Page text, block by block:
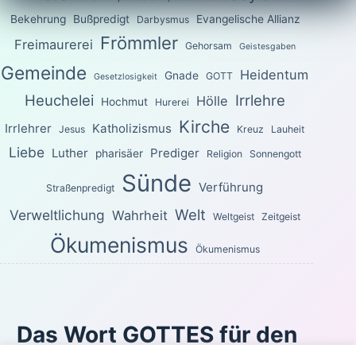
Bekehrung Bußpredigt Darbysmus Evangelische Allianz
Freimaurerei Frömmler Gehorsam Geistesgaben
Gemeinde Gesetzlosigkeit Gnade GOTT Heidentum
Heuchelei Hochmut Hurerei Hölle Irrlehre
Irrlehrer Jesus Katholizismus Kirche Kreuz Lauheit
Liebe Luther pharisäer Prediger Religion Sonnengott
Straßenpredigt Sünde Verführung
Verweltlichung Wahrheit Welt Weltgeist Zeitgeist
Ökumenismus Ökumenismus
Das Wort GOTTES für den